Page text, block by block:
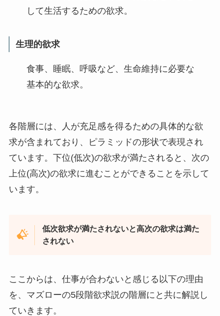
して生活するための欲求。
生理的欲求
食事、睡眠、呼吸など、生命維持に必要な
基本的な欲求。
各階層には、人が充足感を得るための具体的な欲
求が含まれており、ピラミッドの形状で表現され
ています。下位(低次)の欲求が満たされると、次の
上位(高次)の欲求に進むことができることを示して
います。
低次欲求が満たされないと高次の欲求は満た
されない
ここからは、仕事が合わないと感じる以下の理由
を、マズローの5段階欲求説の階層にと共に解説し
ていきます。